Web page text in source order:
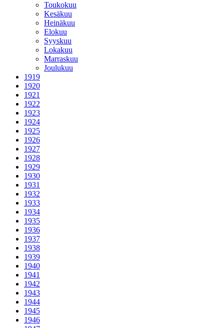
Toukokuu
Kesäkuu
Heinäkuu
Elokuu
Syyskuu
Lokakuu
Marraskuu
Joulukuu
1919
1920
1921
1922
1923
1924
1925
1926
1927
1928
1929
1930
1931
1932
1933
1934
1935
1936
1937
1938
1939
1940
1941
1942
1943
1944
1945
1946